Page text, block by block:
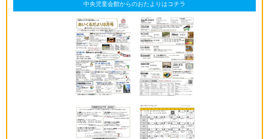
中央児童会館からのおたよりはコチラ